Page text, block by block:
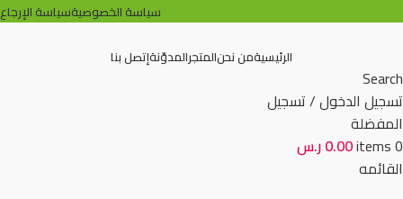
سياسة الخصوصيةسياسة الإرجاع
الرئيسيةمن نحنالمتجرالمدوّنةإتصل بنا
Search
تسجيل الدخول / تسجيل
المفضلة
0
items
0.00ر.س
القائمه